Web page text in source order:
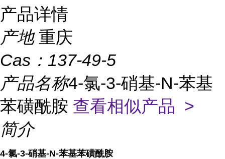
产品详情
产地 重庆
Cas： 137-49-5
产品名称4-氯-3-硝基-N-苯基
苯磺酰胺 查看相似产品 >
简介
4-氯-3-硝基-N-苯基苯磺酰胺